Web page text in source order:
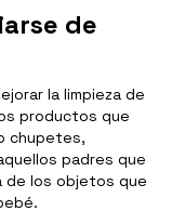
de
la limpieza de
productos que
chupetes,
padres que
de los objetos que